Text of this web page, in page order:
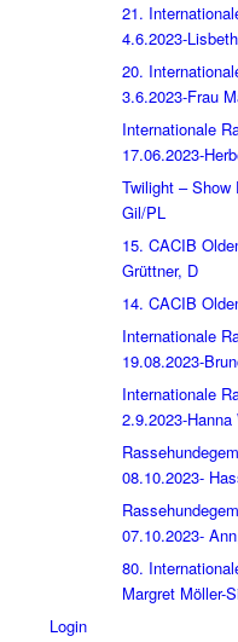
21.
4.6.2023-
20.
3.6.2023-Frau
Internationale
17.06.2023-
Twilight – Show
Gil/PL
15. CACIB
Grüttner, D
14. CACIB
Internationale
19.08.2023-
Internationale
2.9.2023-
08.10.2023-
07.10.2023-
80.
Margret Möller-
Login